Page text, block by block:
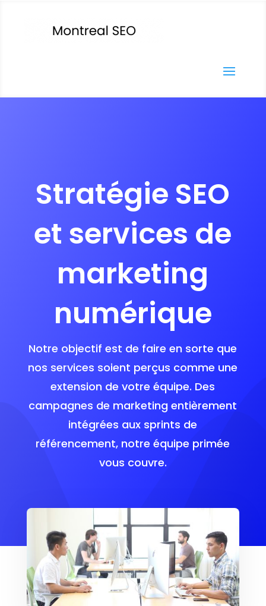
Stratégie SEO
et services de
marketing
numérique
Notre objectif est de faire en sorte que
nos services soient perçus comme une
extension de votre équipe. Des
campagnes de marketing entièrement
intégrées aux sprints de
référencement, notre équipe primée
vous couvre.